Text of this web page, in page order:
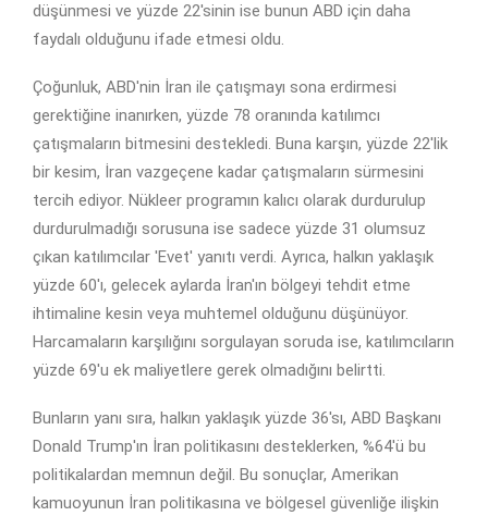
düşünmesi ve yüzde 22'sinin ise bunun ABD için daha
faydalı olduğunu ifade etmesi oldu.
Çoğunluk, ABD'nin İran ile çatışmayı sona erdirmesi
gerektiğine inanırken, yüzde 78 oranında katılımcı
çatışmaların bitmesini destekledi. Buna karşın, yüzde 22'lik
bir kesim, İran vazgeçene kadar çatışmaların sürmesini
tercih ediyor. Nükleer programın kalıcı olarak durdurulup
durdurulmadığı sorusuna ise sadece yüzde 31 olumsuz
çıkan katılımcılar 'Evet' yanıtı verdi. Ayrıca, halkın yaklaşık
yüzde 60'ı, gelecek aylarda İran'ın bölgeyi tehdit etme
ihtimaline kesin veya muhtemel olduğunu düşünüyor.
Harcamaların karşılığını sorgulayan soruda ise, katılımcıların
yüzde 69'u ek maliyetlere gerek olmadığını belirtti.
Bunların yanı sıra, halkın yaklaşık yüzde 36'sı, ABD Başkanı
Donald Trump'ın İran politikasını desteklerken, %64'ü bu
politikalardan memnun değil. Bu sonuçlar, Amerikan
kamuoyunun İran politikasına ve bölgesel güvenliğe ilişkin